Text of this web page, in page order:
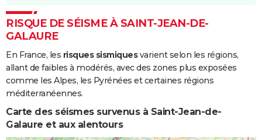
Inondations
et/ou
Boue
09/10/1988 12/10/1988 4 j
Inondations
et/ou
Coulées de
Boue
06/10/1987 06/10/1987 1 j
RISQUE DE SÉISME À SAINT-JEAN-DE-
GALAURE
En France, les risques sismiquesvarient selon les régions,
allant de faibles à modérés, avec des zones plus exposées
comme les Alpes, les Pyrénées et certaines régions
méditerranéennes.
Carte des séismes survenus à Saint-Jean-de-
Galaure et aux alentours